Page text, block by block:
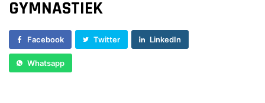
VOLWASSEN DANS
Lidmaatschap
Sponsor worden
Ledenshop
GYMNASTIEK
Facebook Twitter LinkedIn
Whatsapp